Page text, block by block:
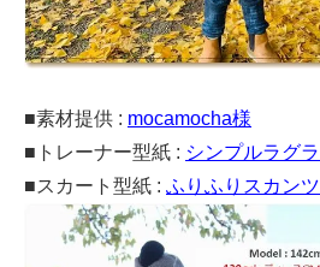
■素材提供 : mocamocha様
■トレーナー型紙 : シンプルラグ
■スカート型紙 : ふりふりスカン